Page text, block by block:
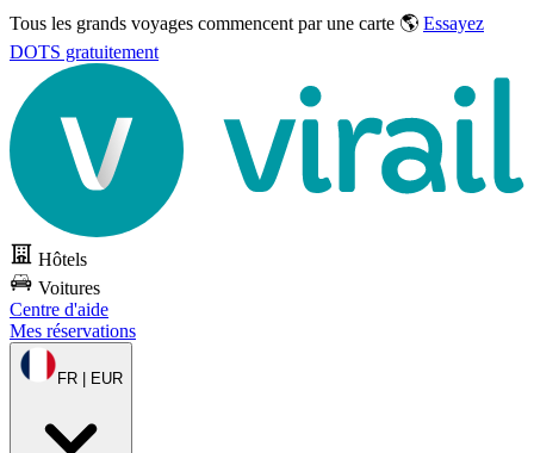
Tous les grands voyages commencent par une carte 🌎 Essayez
DOTS gratuitement
Hôtels
Voitures
Centre d'aide
Mes réservations
FR | EUR